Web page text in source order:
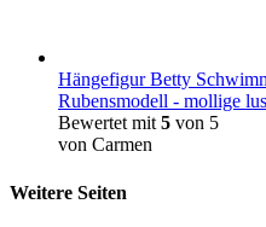
Hängefigur Betty
Rubensmodell - mollige
Bewertet mit 5 von 5
von Carmen
Weitere Seiten